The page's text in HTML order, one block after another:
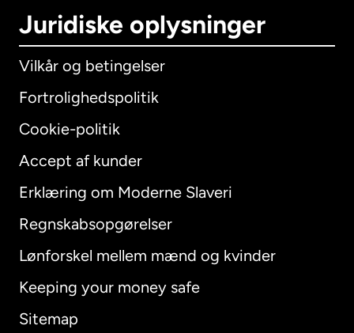
Juridiske oplysninger
Vilkår og betingelser
Fortrolighedspolitik
Cookie-politik
Accept af kunder
Erklæring om Moderne Slaveri
Regnskabsopgørelser
Lønforskel mellem mænd og kvinder
Keeping your money safe
Sitemap
International English
Australien